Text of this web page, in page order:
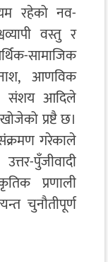
रहेको नव-
वस्तु र
सामाजिक
आणविक
संशय आदिले
प्रष्टै छ।
गरेकाले
पुँजीवादी
प्रणाली
चुनौतीपूर्ण